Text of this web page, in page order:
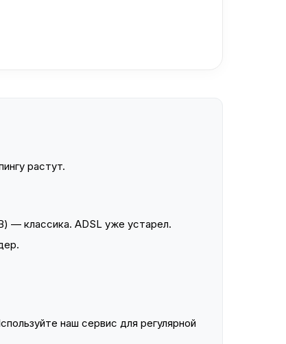
растут.
— классика. ADSL уже устарел.
наш сервис для регулярной